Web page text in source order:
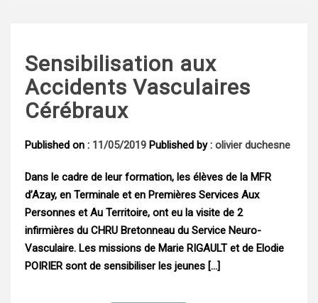
Sensibilisation aux
Accidents Vasculaires
Cérébraux
Published on : 11/05/2019 Published by : olivier duchesne
Dans le cadre de leur formation, les élèves de la MFR
d’Azay, en Terminale et en Premières Services Aux
Personnes et Au Territoire, ont eu la visite de 2
infirmières du CHRU Bretonneau du Service Neuro-
Vasculaire. Les missions de Marie RIGAULT et de Elodie
POIRIER sont de sensibiliser les jeunes […]